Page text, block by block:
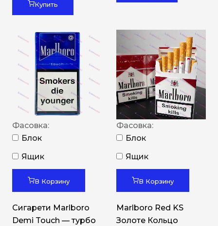
Купить
Фасовка:
Блок
Ящик
В Корзину
Сигарети Marlboro
Demi Touch — турбо
Фасовка:
Блок
Ящик
В Корзину
Marlboro Red KS
Золоте Кольцо